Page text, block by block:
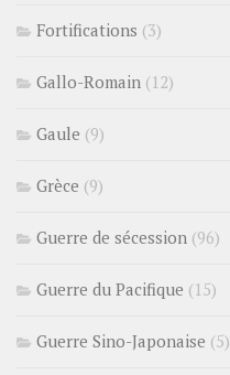
Fortifications (3)
Gallo-Romain (12)
Gaule (9)
Grèce (9)
Guerre de sécession (96)
Guerre du Pacifique (15)
Guerre Sino-Japonaise (5)